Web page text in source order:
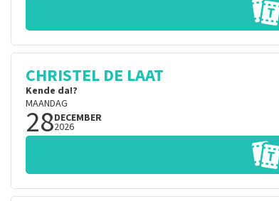
CHRISTEL DE LAAT
Kende da!?
MAANDAG
28DECEMBER
2026